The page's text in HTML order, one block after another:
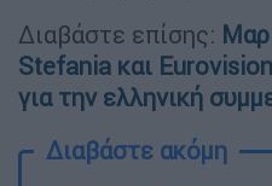
Διαβάστε επίσης:
Stefania και
για την ελληνική
Διαβάστε ακόμη